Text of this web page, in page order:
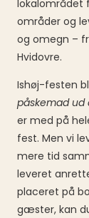
lokalområdet
områder og
og omegn –
Hvidovre.
Ishøj-festen
påskemad ud
er med på
fest. Men vi
mere tid
leveret
placeret på
gæster, kan